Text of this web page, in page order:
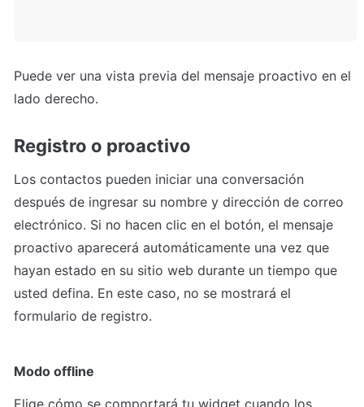
Puede ver una vista previa del mensaje proactivo en el
lado derecho.
Registro o proactivo
Los contactos pueden iniciar una conversación
después de ingresar su nombre y dirección de correo
electrónico. Si no hacen clic en el botón, el mensaje
proactivo aparecerá automáticamente una vez que
hayan estado en su sitio web durante un tiempo que
usted defina. En este caso, no se mostrará el
formulario de registro.
Modo offline